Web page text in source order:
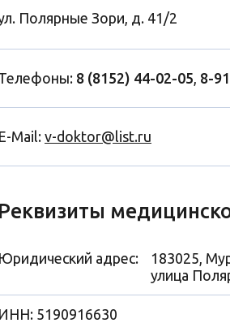
Полярные Зори, д. 41/2
8 (8152) 44-02-05, 8-
E-Mail: v-doktor@list.ru
Реквизиты
Юридический адрес:
183025,
улица
ИНН: 5190916630